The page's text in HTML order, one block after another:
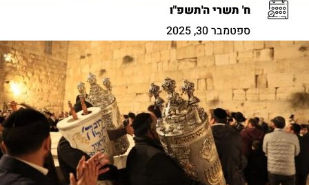
ח' תשרי ה'תשפ"ו
ספטמבר 30, 2025